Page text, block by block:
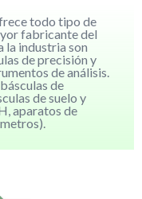
todo tipo de
fabricante del
la industria son
de precisión y
de análisis.
de
de suelo y
aparatos de